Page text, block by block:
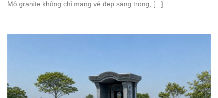
Mộ granite không chỉ mang vẻ đẹp sang trọng, [...]